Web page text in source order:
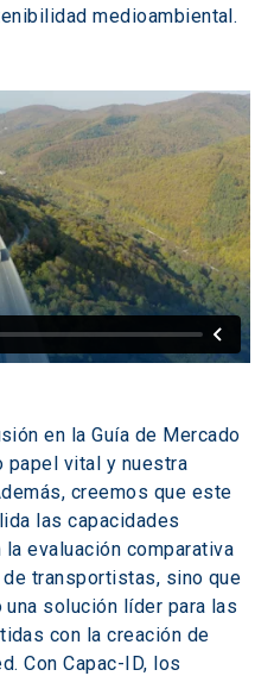
medioambiental.
en la Guía de Mercado
papel vital y nuestra
creemos que este
las capacidades
evaluación comparativa
transportistas, sino que
solución líder para las
con la creación de
Con Capac-ID, los